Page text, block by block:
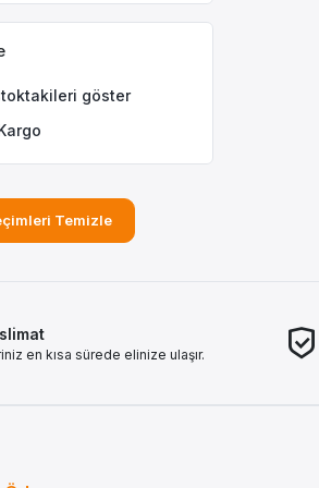
göster
Temizle
en kısa sürede elinize ulaşır.